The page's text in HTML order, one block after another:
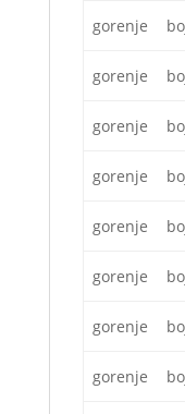
gorenje
gorenje
gorenje
gorenje
gorenje
gorenje
gorenje
gorenje